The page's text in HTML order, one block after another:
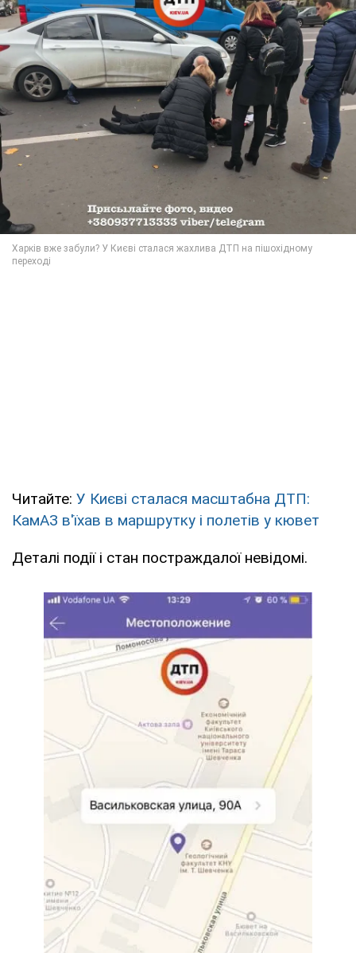
Читайте: У Києві сталася масштабна ДТП:
КамАЗ в'їхав в маршрутку і полетів у кювет
Деталі події і стан постраждалої невідомі.